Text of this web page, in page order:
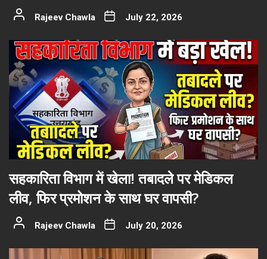
Rajeev Chawla July 22, 2026
सहकारिता विभाग में खेला! तबादले पर मेडिकल
लीव, फिर प्रमोशन के साथ घर वापसी?
Rajeev Chawla July 20, 2026